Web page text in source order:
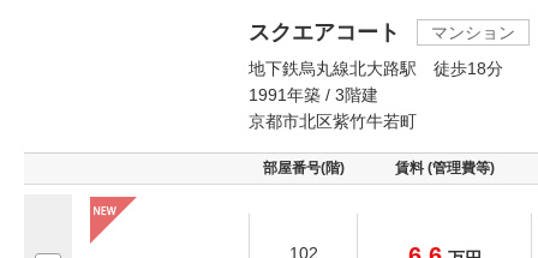
スクエアコート
マンション
地下鉄烏丸線北大路駅 徒歩18分
1991年築 / 3階建
京都市北区紫竹牛若町
部屋番号(階) 賃料 (管理費等)
102